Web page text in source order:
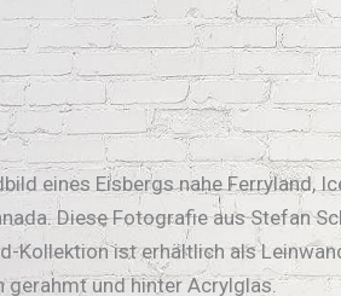
eines Eisbergs nahe Ferryland,
Diese Fotografie aus Stefan
Kollektion ist erhältlich als
gerahmt und hinter Acrylglas.